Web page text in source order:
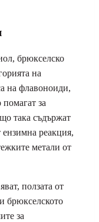
брюкселско
на
на флавоноиди,
за
така съдържат
реакция,
метали от
ползата от
брюкселското
за